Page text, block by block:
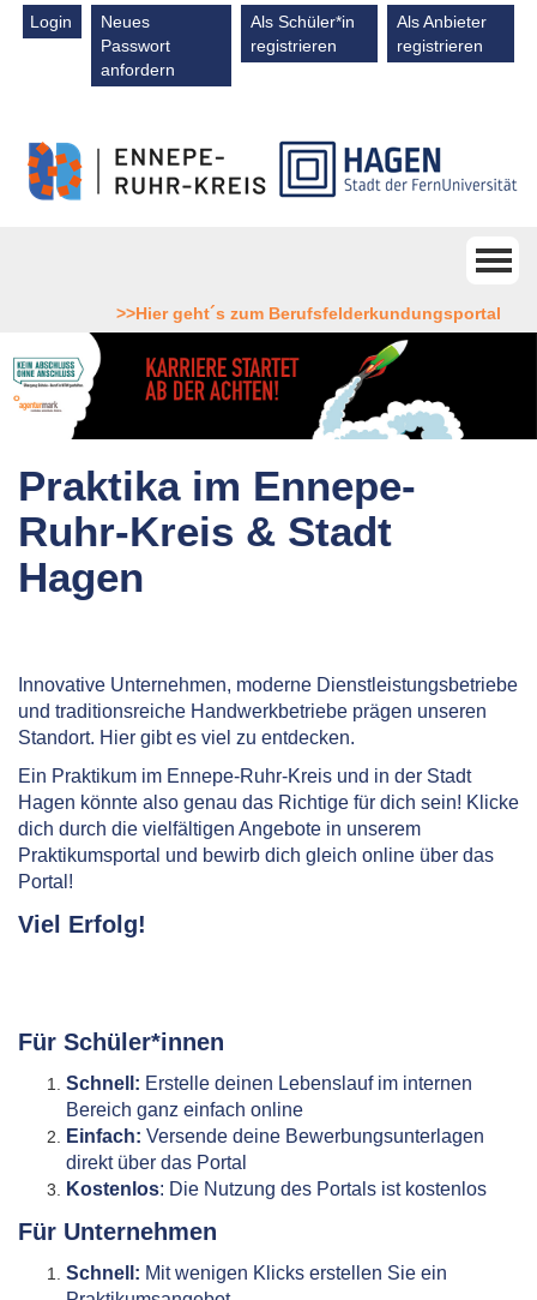
Direkt zum Inhalt
Login
Neues
Passwort
anfordern
Als Schüler*in
registrieren
Als Anbieter
registrieren
>>Hier geht´s zum Berufsfelderkundungsportal
Praktika im Ennepe-
Ruhr-Kreis & Stadt
Hagen
Innovative Unternehmen, moderne Dienstleistungsbetriebe
und traditionsreiche Handwerkbetriebe prägen unseren
Standort. Hier gibt es viel zu entdecken.
Ein Praktikum im Ennepe-Ruhr-Kreis und in der Stadt
Hagen könnte also genau das Richtige für dich sein! Klicke
dich durch die vielfältigen Angebote in unserem
Praktikumsportal und bewirb dich gleich online über das
Portal!
Viel Erfolg!
Für Schüler*innen
Schnell: Erstelle deinen Lebenslauf im internen
Bereich ganz einfach online
Einfach: Versende deine Bewerbungsunterlagen
direkt über das Portal
Kostenlos: Die Nutzung des Portals ist kostenlos
Für Unternehmen
Schnell: Mit wenigen Klicks erstellen Sie ein